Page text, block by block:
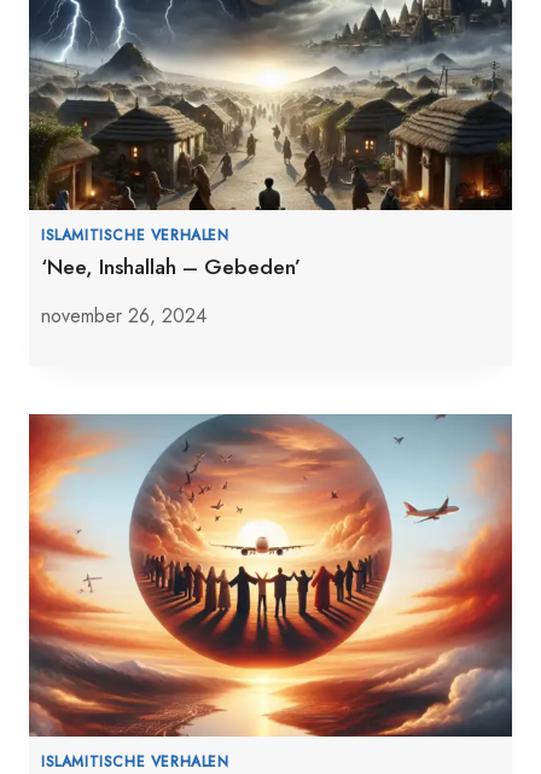
ISLAMITISCHE VERHALEN
‘Nee, Inshallah – Gebeden’
november 26, 2024
ISLAMITISCHE VERHALEN